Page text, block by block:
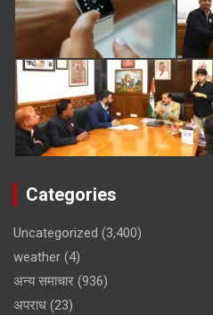
Categories
Uncategorized (3,400)
weather (4)
अन्य समाचार (936)
अपराध (23)